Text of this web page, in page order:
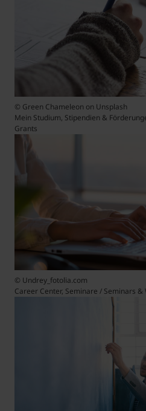
Student Support
Unterkünfte
Internationalization at
Kurse auf Englisch
© Green Chameleon on Unsplash
Mein Studium, Stipendien &
Grants
© Undrey_fotolia.com
Career Center, Seminare / Seminars &